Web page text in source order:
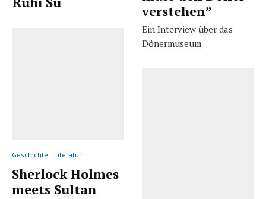
Geschichte Literatur
Sherlock Holmes
meets Sultan
verstehen”
Ein Interview über das
Dönermuseum